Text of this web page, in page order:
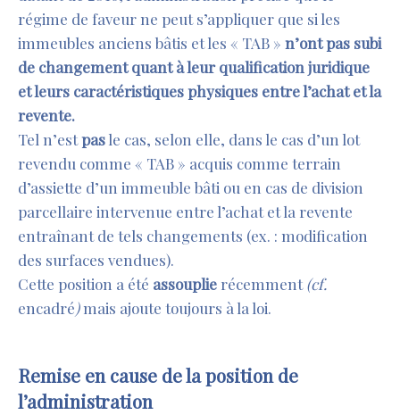
régime de faveur ne peut s’appliquer que si les
immeubles anciens bâtis et les « TAB » n’ont pas subi
de changement quant à leur qualification juridique
et leurs caractéristiques physiques entre l’achat etla
revente.
Tel n’estpasle cas, selon elle, dans le cas d’un lot
revendu comme « TAB » acquis comme terrain
d’assiette d’un immeuble bâti ou en cas de division
parcellaire intervenue entre l’achat et la revente
entraînant de tels changements (ex. : modification
des surfaces vendues).
Cette position a été assouplie récemment(cf.
encadré)mais ajoute toujours à la loi.
Remise en cause de laposition de
l’administration